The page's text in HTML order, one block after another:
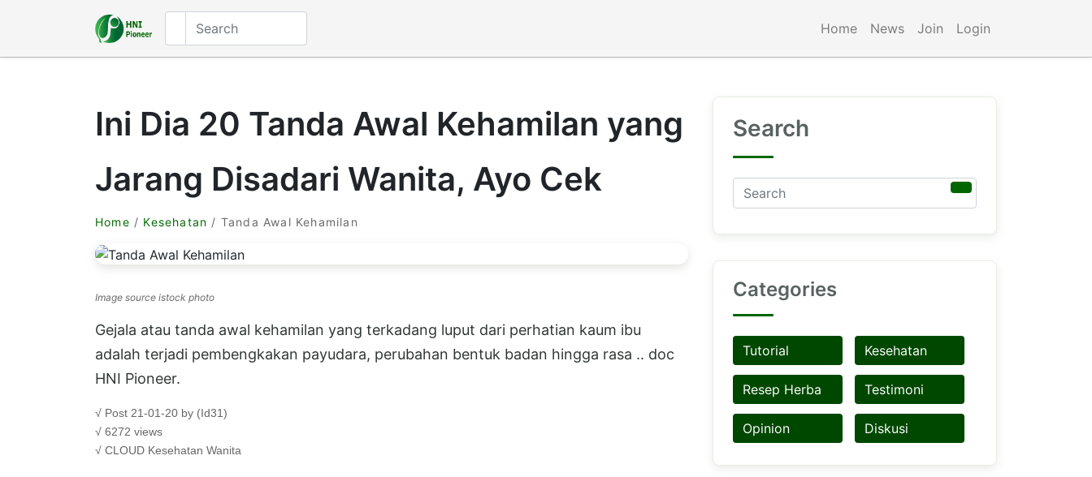
Home News Join Login
Ini Dia 20 Tanda Awal Kehamilan yang
Jarang Disadari Wanita, Ayo Cek
Home / Kesehatan / Tanda Awal Kehamilan
Image source istock photo
Gejala atau tanda awal kehamilan yang terkadang luput dari perhatian kaum ibu
adalah terjadi pembengkakan payudara, perubahan bentuk badan hingga rasa .. doc
HNI Pioneer.
√ Post 21-01-20 by (Id31)
√ 6272 views
√ CLOUD Kesehatan Wanita
Search
Categories
Tutorial Kesehatan
Resep Herba Testimoni
Opinion Diskusi